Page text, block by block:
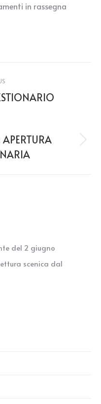
in rassegna
del 2 giugno
scenica dal